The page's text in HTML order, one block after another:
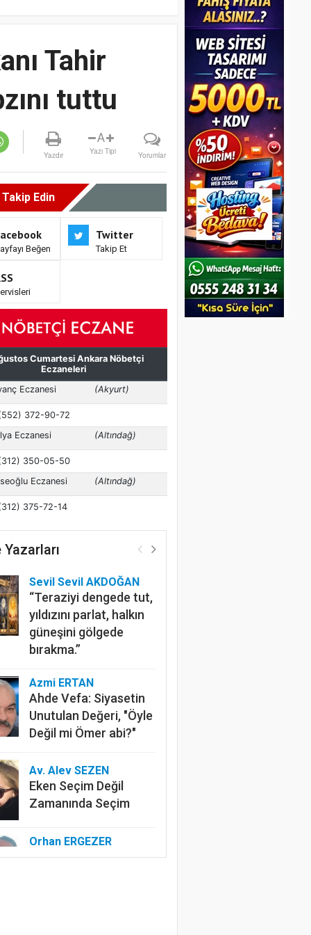
Tahir
tuttu
Yazdır
A
Yazı Tipi Yorumlar
Edin
Beğen
Twitter
Takip Et
Yazarları
Sevil Sevil AKDOĞAN
“Teraziyi dengede tut,
yıldızını parlat, halkın
güneşini gölgede
bırakma.”
Azmi ERTAN
Ahde Vefa: Siyasetin
Unutulan Değeri, "Öyle
Değil mi Ömer abi?"
Av. Alev SEZEN
Eken Seçim Değil
Zamanında Seçim
Orhan ERGEZER
Kelimelerle Başlayan